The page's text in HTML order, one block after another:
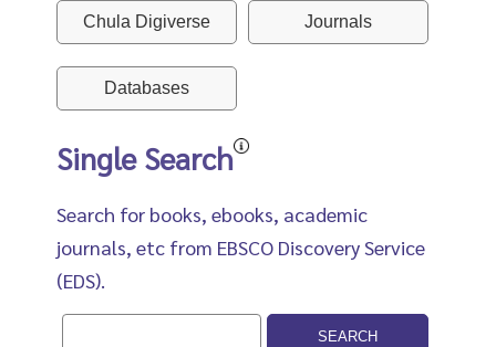
Chula Digiverse Journals
Databases
Single Search
Search for books, ebooks, academic
journals, etc from EBSCO Discovery Service
(EDS).
SEARCH